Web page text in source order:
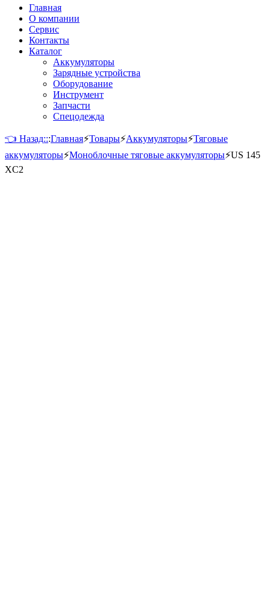
Главная
О компании
Сервис
Контакты
Каталог
Аккумуляторы
Зарядные устройства
Оборудование
Инструмент
Запчасти
Спецодежда
👈 Назад:::Главная⚡Товары⚡Аккумуляторы⚡Тяговые
аккумуляторы⚡Моноблочные тяговые аккумуляторы⚡US 145
XC2